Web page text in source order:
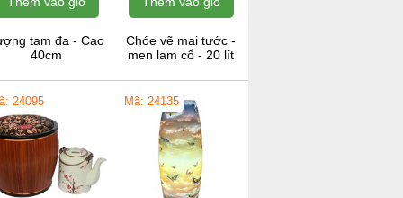
tam đa - Cao
40cm
Chóe vẽ mai tước -
men lam cổ - 20 lít
24095 Mã: 24135